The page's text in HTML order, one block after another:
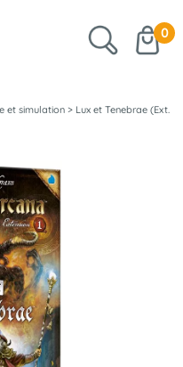
0
et simulation > Lux et Tenebrae (Ext.